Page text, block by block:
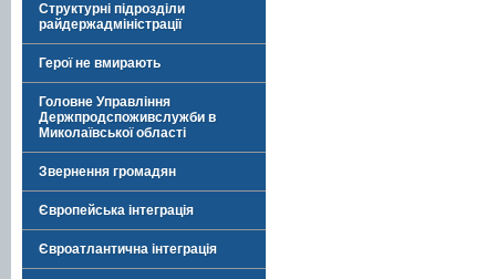
Структурні підрозділи
райдержадміністрації
Герої не вмирають
Головне Управління
Держпродспоживслужби в
Миколаївської області
Звернення громадян
Європейська інтеграція
Євроатлантична інтеграція